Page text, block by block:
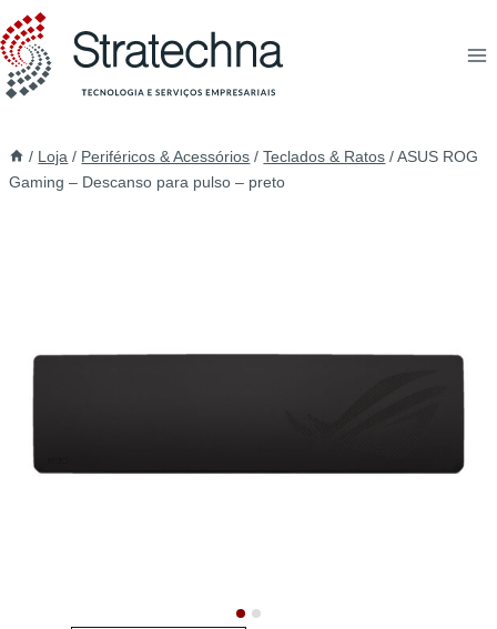
/ Loja / Periféricos & Acessórios / Teclados & Ratos / ASUS ROG
Gaming – Descanso para pulso – preto